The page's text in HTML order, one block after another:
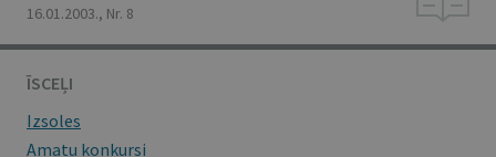
16.01.2003., Nr. 8
ĪSCEĻI
Izsoles
Amatu konkursi